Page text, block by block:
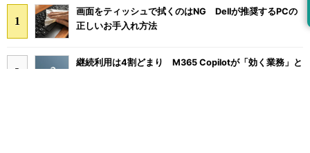
画面をティッシュで拭くのはNG Dellが推奨するPCの
正しいお手入れ方法
継続利用は4割どまり M365 Copilotが「効く業務」と